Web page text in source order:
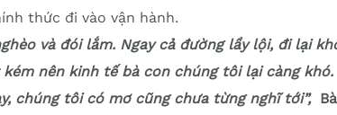
thức đi vào vận hành.
và đói lắm. Ngay cả đường lầy lội, đi lại
nên kinh tế bà con chúng tôi lại càng
chúng tôi có mơ cũng chưa từng nghĩ tới”,